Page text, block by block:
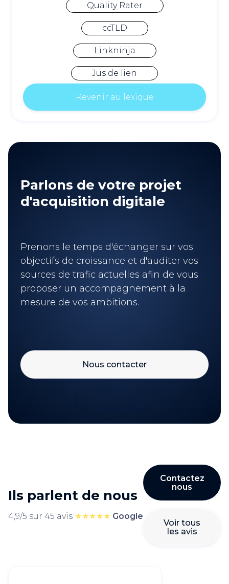
Quality Rater
ccTLD
Linkninja
Jus de lien
Revenir au lexique
Parlons de votre projet
d'acquisition digitale
Prenons le temps d'échanger sur vos
objectifs de croissance et d'auditer vos
sources de trafic actuelles afin de vous
proposer un accompagnement à la
mesure de vos ambitions.
Nous contacter
Ils parlent de nous
4,9/5 sur 45 avis ★★★★★ Google
Contactez
nous
Voir tous
les avis